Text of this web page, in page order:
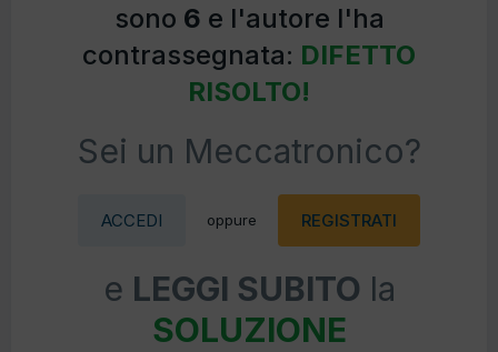
sono 6 e l'autore l'ha
contrassegnata: DIFETTO
RISOLTO!
Sei un Meccatronico?
ACCEDI oppure REGISTRATI
e LEGGI SUBITO la
SOLUZIONE